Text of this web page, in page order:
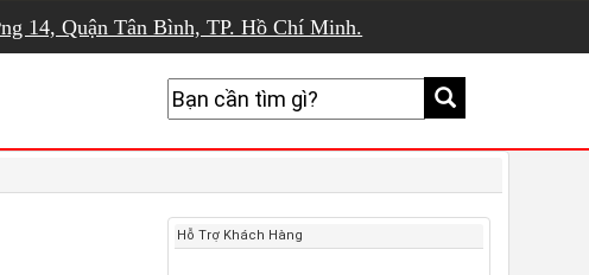
14, Quận Tân Bình, TP. Hồ Chí Minh.
Hỗ Trợ Khách Hàng